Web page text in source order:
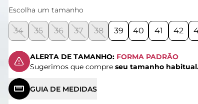
Escolha um tamanho
34 35 36 37 38 39 40 41 42
ALERTA DE TAMANHO: FORMA PADRÃO
Sugerimos que compre seu tamanho
GUIA DE MEDIDAS